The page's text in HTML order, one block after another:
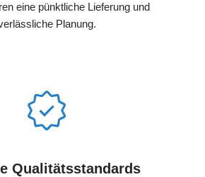
eine pünktliche Lieferung und
Planung.
Qualitätsstandards